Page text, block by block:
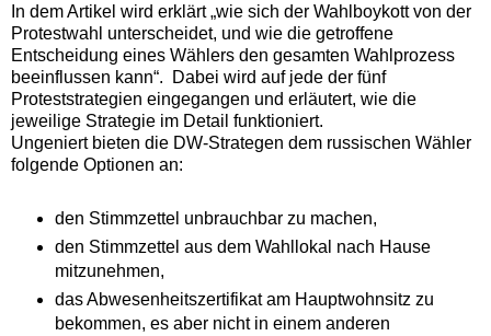
In dem Artikel wird erklärt „wie sich der Wahlboykott von der
Protestwahl unterscheidet, und wie die getroffene
Entscheidung eines Wählers den gesamten Wahlprozess
beeinflussen kann“. Dabei wird auf jede der fünf
Proteststrategien eingegangen und erläutert, wie die
jeweilige Strategie im Detail funktioniert.
Ungeniert bieten die DW-Strategen dem russischen Wähler
folgende Optionen an:
den Stimmzettel unbrauchbar zu machen,
den Stimmzettel aus dem Wahllokal nach Hause
mitzunehmen,
das Abwesenheitszertifikat am Hauptwohnsitz zu
bekommen, es aber nicht in einem anderen